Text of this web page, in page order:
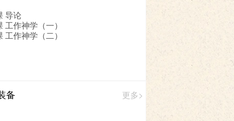
导论
工作神学（一）
工作神学（二）
备 更多>